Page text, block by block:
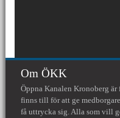
Om ÖKK
Öppna Kanalen Kronoberg
finns till för att ge
få uttrycka sig. Alla som vill